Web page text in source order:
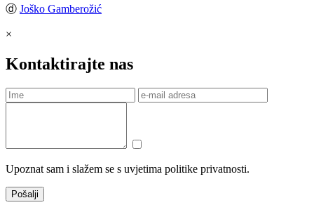
ⓓ Joško Gamberožić
×
Kontaktirajte nas
Upoznat sam i slažem se s uvjetima politike privatnosti.
Pošalji